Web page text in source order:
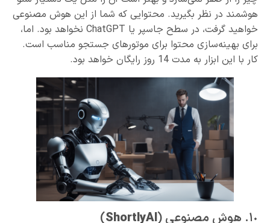
هوشمند در نظر بگیرید. محتوایی که شما از این هوش مصنوعی
خواهید گرفت، در سطح جاسپر یا ChatGPT نخواهد بود. اما،
برای بهینه‌سازی محتوا برای موتورهای جستجو مناسب است.
کار با این ابزار به مدت 14 روز رایگان خواهد بود.
١٠. هوش مصنوعی ( ShortlyAl
)